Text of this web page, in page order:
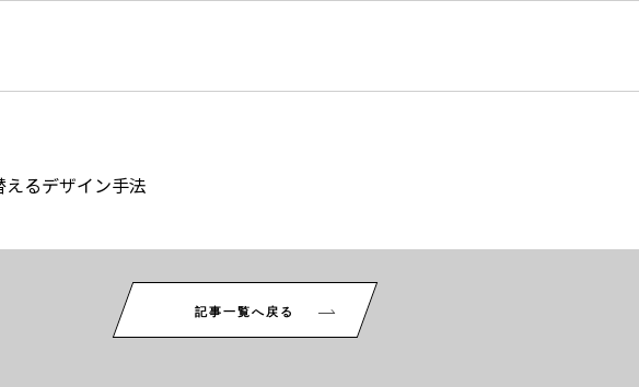
るデザイン手法
記事一覧へ戻る